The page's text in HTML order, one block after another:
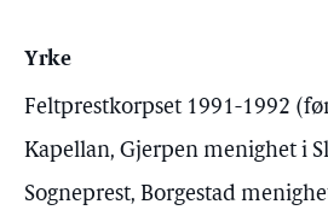
Yrke
Feltprestkorpset 1991-1992
Kapellan, Gjerpen menighet i
Sogneprest, Borgestad